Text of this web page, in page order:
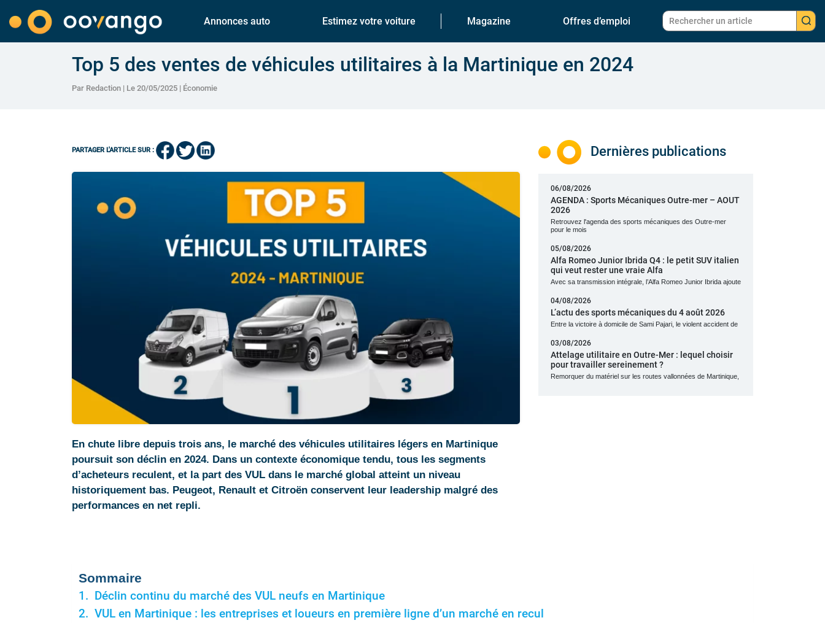
Annonces auto Estimez votre voiture Magazine Offres d’emploi
Top 5 des ventes de véhicules utilitaires à la Martinique en 2024
Par Redaction | Le 20/05/2025 | Économie
PARTAGER L'ARTICLE SUR :
En chute libre depuis trois ans, le marché des véhicules utilitaires légers en Martinique
poursuit son déclin en 2024. Dans un contexte économique tendu, tous les segments
d’acheteurs reculent, et la part des VUL dans le marché global atteint un niveau
historiquement bas. Peugeot, Renault et Citroën conservent leur leadership malgré des
performances en net repli.
Dernières publications
06/08/2026
AGENDA : Sports Mécaniques Outre-mer – AOUT
2026
Retrouvez l'agenda des sports mécaniques des Outre-mer
pour le mois
05/08/2026
Alfa Romeo Junior Ibrida Q4 : le petit SUV italien
qui veut rester une vraie Alfa
Avec sa transmission intégrale, l’Alfa Romeo Junior Ibrida ajoute
04/08/2026
L’actu des sports mécaniques du 4 août 2026
Entre la victoire à domicile de Sami Pajari, le violent accident de
03/08/2026
Attelage utilitaire en Outre-Mer : lequel choisir
pour travailler sereinement ?
Remorquer du matériel sur les routes vallonnées de Martinique,
Sommaire
Déclin continu du marché des VUL neufs en Martinique
VUL en Martinique : les entreprises et loueurs en première ligne d’un marché en recul